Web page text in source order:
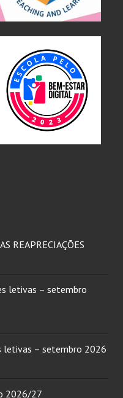
REAPRECIAÇÕES
letivas – setembro
letivas – setembro 2026
2026/27